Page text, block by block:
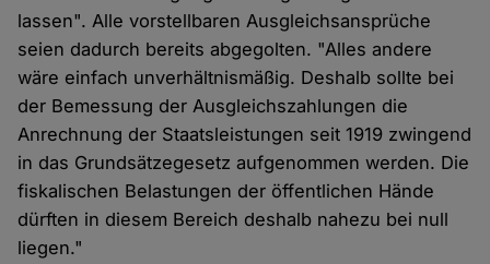
lassen". Alle vorstellbaren Ausgleichsansprüche
seien dadurch bereits abgegolten. "Alles andere
wäre einfach unverhältnismäßig. Deshalb sollte bei
der Bemessung der Ausgleichszahlungen die
Anrechnung der Staatsleistungen seit 1919 zwingend
in das Grundsätzegesetz aufgenommen werden. Die
fiskalischen Belastungen der öffentlichen Hände
dürften in diesem Bereich deshalb nahezu bei null
liegen."